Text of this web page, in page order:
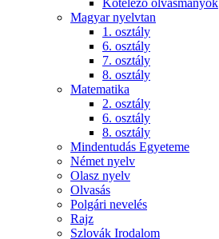
Kötelező olvasmányok
Magyar nyelvtan
1. osztály
6. osztály
7. osztály
8. osztály
Matematika
2. osztály
6. osztály
8. osztály
Mindentudás Egyeteme
Német nyelv
Olasz nyelv
Olvasás
Polgári nevelés
Rajz
Szlovák Irodalom